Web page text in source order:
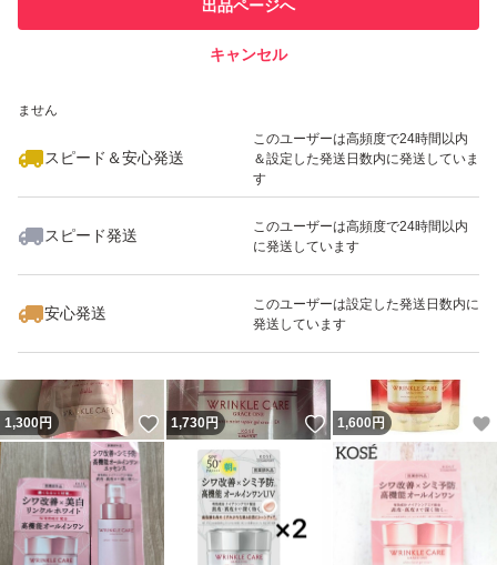
での取引実績があります
ません
スピード＆安心発送
このユーザーは高頻度で24時間以内
＆設定した発送日数内に発送していま
す
スピード発送
このユーザーは高頻度で24時間以内
に発送しています
安心発送
このユーザーは設定した発送日数内に
発送しています
出品ページへ
キャンセル
いいね！
1,730
1,300円 いいね！
1,730円 いいね！
1,600円